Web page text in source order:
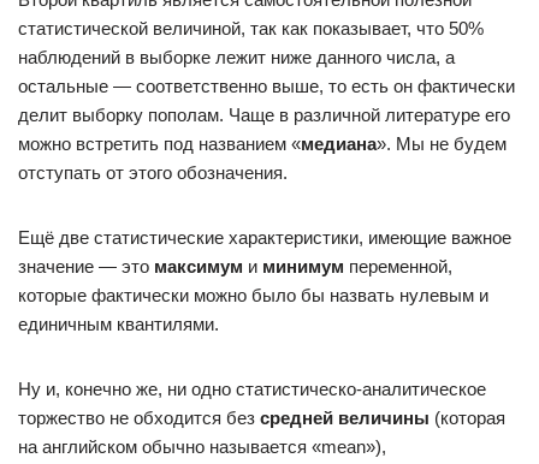
статистической величиной, так как показывает, что 50%
наблюдений в выборке лежит ниже данного числа, а
остальные — соответственно выше, то есть он фактически
делит выборку пополам. Чаще в различной литературе его
можно встретить под названием «медиана». Мы не будем
отступать от этого обозначения.
Ещё две статистические характеристики, имеющие важное
значение — это максимум и минимум переменной,
которые фактически можно было бы назвать нулевым и
единичным квантилями.
Ну и, конечно же, ни одно статистическо-аналитическое
торжество не обходится без средней величины (которая
на английском обычно называется «mean»),